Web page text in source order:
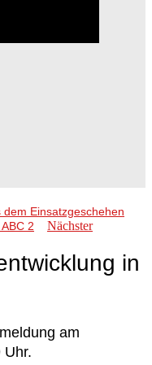
dem Einsatzgeschehen
2 Nächster
in
am
Uhr.